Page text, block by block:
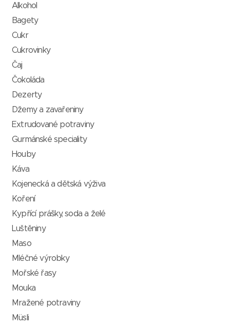
Alkohol
Bagety
Cukr
Cukrovinky
Čaj
Čokoláda
Dezerty
Džemy a zavařeniny
Extrudované potraviny
Gurmánské speciality
Houby
Káva
Kojenecká a dětská výživa
Koření
Kypřící prášky, soda a želé
Luštěniny
Maso
Mléčné výrobky
Mořské řasy
Mouka
Mražené potraviny
Müsli